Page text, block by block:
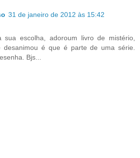
31 de janeiro de 2012 às 15:42
sua escolha, adoroum livro de mistério,
desanimou é que é parte de uma série.
Bjs...